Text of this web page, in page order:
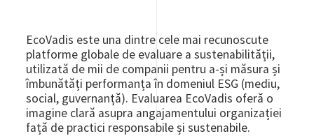
EcoVadis este una dintre cele mai recunoscute
platforme globale de evaluare a sustenabilității,
utilizată de mii de companii pentru a-și măsura și
îmbunătăți performanța în domeniul ESG (mediu,
social, guvernanță). Evaluarea EcoVadis oferă o
imagine clară asupra angajamentului organizației
față de practici responsabile și sustenabile.